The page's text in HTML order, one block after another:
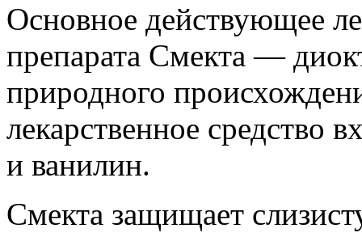
Основное действующее
препарата Смекта —
природного
лекарственное средство
и ванилин.
Смекта защищает